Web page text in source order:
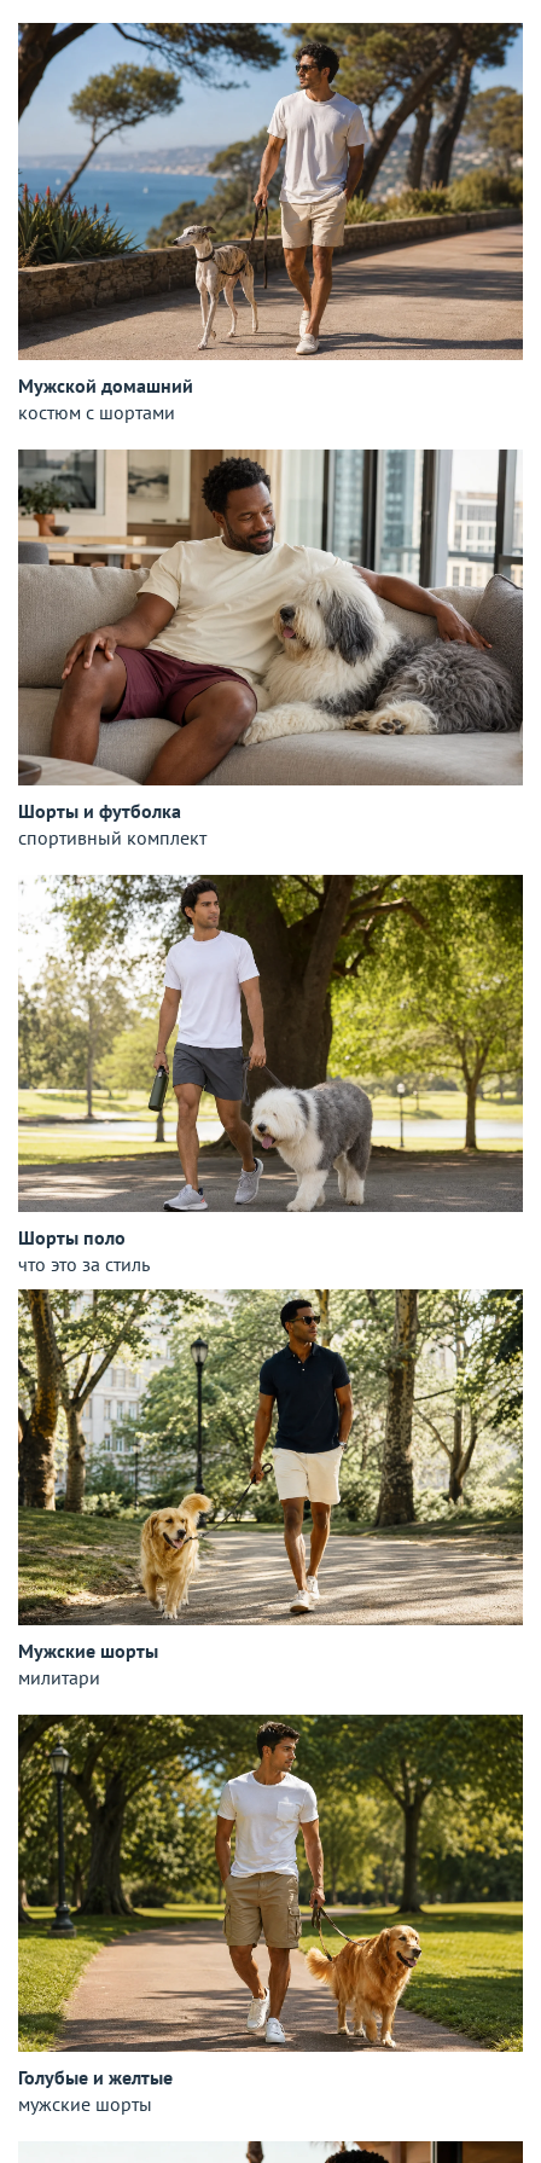
Мужской домашний
костюм с шортами
Шорты и футболка
спортивный комплект
Шорты поло
что это за стиль
Мужские шорты
милитари
Голубые и желтые
мужские шорты